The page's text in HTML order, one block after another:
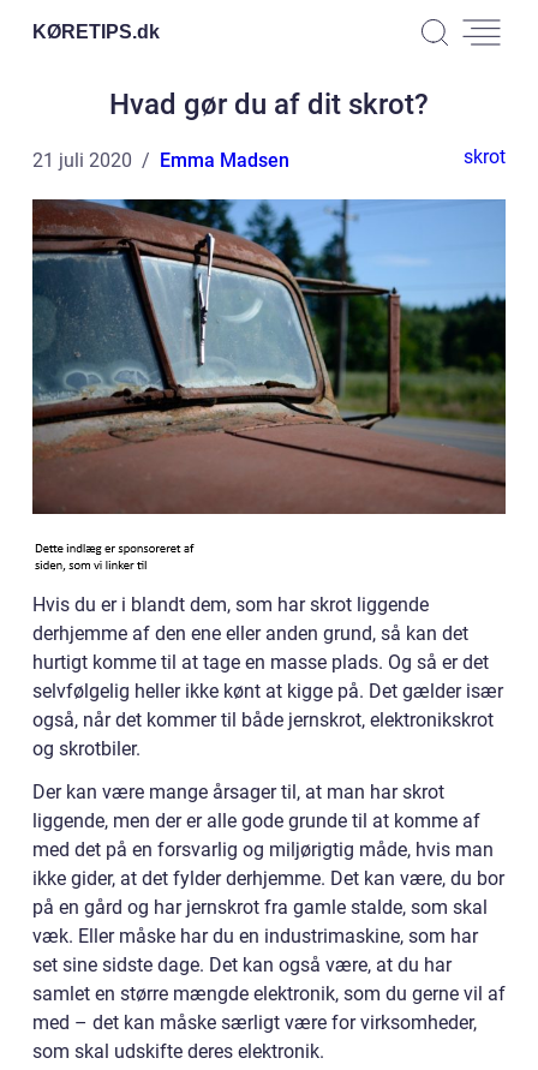
KØRETIPS.dk
Hvad gør du af dit skrot?
21 juli 2020 Emma Madsen skrot
Hvis du er i blandt dem, som har skrot liggende
derhjemme af den ene eller anden grund, så kan det
hurtigt komme til at tage en masse plads. Og så er det
selvfølgelig heller ikke kønt at kigge på. Det gælder især
også, når det kommer til både jernskrot, elektronikskrot
og skrotbiler.
Der kan være mange årsager til, at man har skrot
liggende, men der er alle gode grunde til at komme af
med det på en forsvarlig og miljørigtig måde, hvis man
ikke gider, at det fylder derhjemme. Det kan være, du bor
på en gård og har jernskrot fra gamle stalde, som skal
væk. Eller måske har du en industrimaskine, som har
set sine sidste dage. Det kan også være, at du har
samlet en større mængde elektronik, som du gerne vil af
med – det kan måske særligt være for virksomheder,
som skal udskifte deres elektronik.